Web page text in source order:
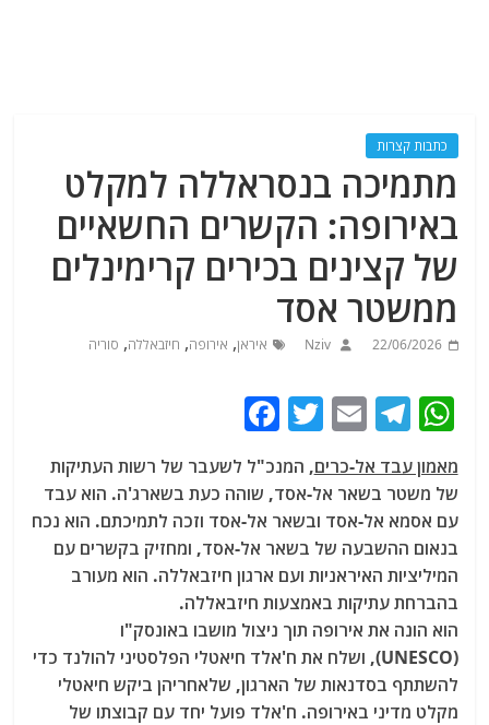
כתבות קצרות
מתמיכה בנסראללה למקלט
באירופה: הקשרים החשאיים
של קצינים בכירים קרימינלים
ממשטר אסד
22/06/2026
Nziv איראן, אירופה, חיזבאללה, סוריה
W
at
s
A
p
p
T
el
e
g
ra
m
E
ai
l
T
w
itt
er
a
c
e
b
o
o
k
מאמון עבד אל-כרים, המנכ"ל לשעבר של רשות העתיקות
של משטר בשאר אל-אסד, שוהה כעת בשארג'ה. הוא עבד
עם אסמא אל-אסד ובשאר אל-אסד וזכה לתמיכתם. הוא נכח
בנאום ההשבעה של בשאר אל-אסד, ומחזיק בקשרים עם
המיליציות האיראניות ועם ארגון חיזבאללה. הוא מעורב
בהברחת עתיקות באמצעות חיזבאללה.
הוא הונה את אירופה תוך ניצול מושבו באונסק"ו
(UNESCO), ושלח את ח'אלד חיאטלי הפלסטיני להולנד כדי
להשתתף בסדנאות של הארגון, שלאחריהן ביקש חיאטלי
מקלט מדיני באירופה. ח'אלד פועל יחד עם קבוצתו של